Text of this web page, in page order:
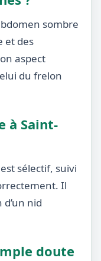
sombre
et des
aspect
du frelon
à Saint-
sélectif, suivi
Il
nid
doute